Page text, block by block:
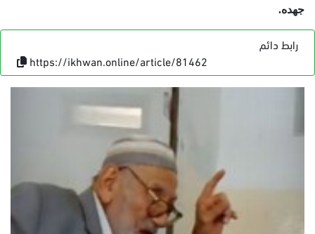
جهده.
رابط دائم
https://ikhwan.online/article/81462